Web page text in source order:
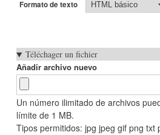
Formato de texto
Téléchager un fichier
Añadir archivo nuevo
Un número ilimitado de archivos
límite de 1 MB.
Tipos permitidos: jpg jpeg gif png txt